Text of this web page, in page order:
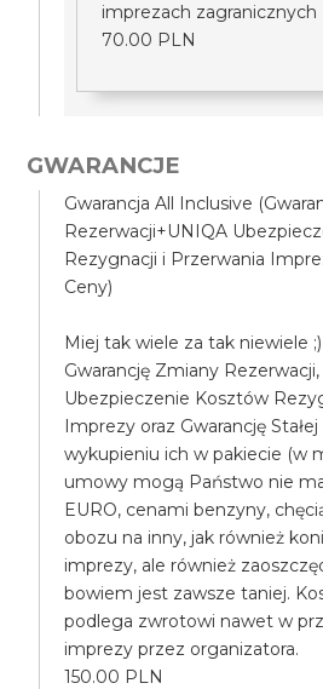
imprezach zagranicznych
70.00 PLN
GWARANCJE
Gwarancja All Inclusive
Rezerwacji+UNIQA
Rezygnacji i Przerwania
Ceny)
Miej tak wiele za tak niewiele
Gwarancję Zmiany
Ubezpieczenie Kosztów
Imprezy oraz Gwarancję
wykupieniu ich w pakiecie (w
umowy mogą Państwo nie
EURO, cenami benzyny,
obozu na inny, jak również
imprezy, ale również
bowiem jest zawsze taniej.
podlega zwrotowi nawet w
imprezy przez organizatora.
150.00 PLN